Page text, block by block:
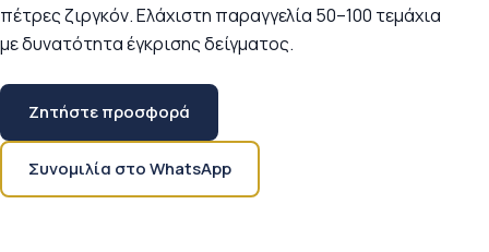
πέτρες ζιργκόν. Ελάχιστη παραγγελία 50–100 τεμάχια
με δυνατότητα έγκρισης δείγματος.
Ζητήστε προσφορά
Συνομιλία στο WhatsApp